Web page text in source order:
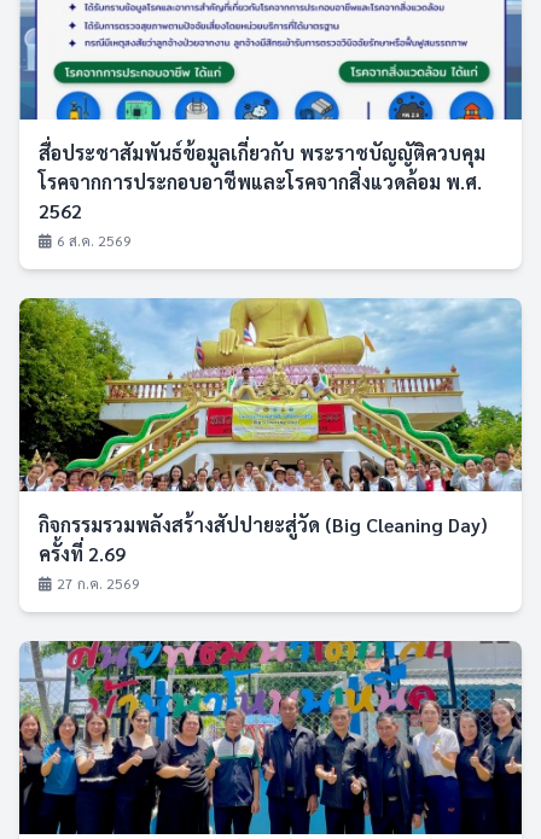
สื่อประชาสัมพันธ์ข้อมูลเกี่ยวกับ พระราชบัญญัติควบคุม
โรคจากการประกอบอาชีพและโรคจากสิ่งแวดล้อม พ.ศ.
2562
6 ส.ค. 2569
กิจกรรมรวมพลังสร้างสัปปายะสู่วัด (Big Cleaning Day)
ครั้งที่ 2.69
27 ก.ค. 2569